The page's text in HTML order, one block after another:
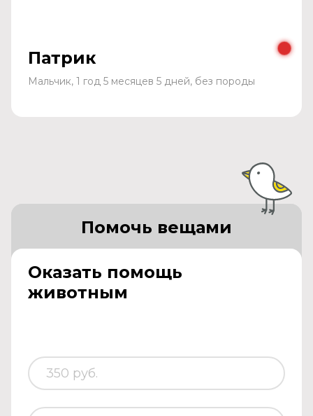
Патрик
Мальчик, 1 год 5 месяцев 5 дней, без породы
Оказать помощь
животным
Помочь вещами